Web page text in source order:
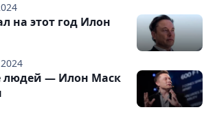
на этот год Илон
людей — Илон Маск